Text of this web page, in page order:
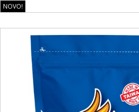
NOVO!